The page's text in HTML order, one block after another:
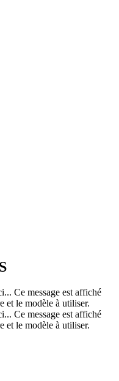
Ce message est affiché
et le modèle à utiliser.
Ce message est affiché
et le modèle à utiliser.